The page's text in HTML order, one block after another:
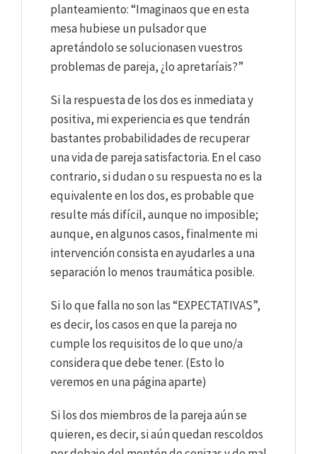
planteamiento: “Imaginaos que en esta
mesa hubiese un pulsador que
apretándolo se solucionasen vuestros
problemas de pareja, ¿lo apretaríais?”
Si la respuesta de los dos es inmediata y
positiva, mi experiencia es que tendrán
bastantes probabilidades de recuperar
una vida de pareja satisfactoria. En el caso
contrario, si dudan o su respuesta no es la
equivalente en los dos, es probable que
resulte más difícil, aunque no imposible;
aunque, en algunos casos, finalmente mi
intervención consista en ayudarles a una
separación lo menos traumática posible.
Si lo que falla no son las “EXPECTATIVAS”,
es decir, los casos en que la pareja no
cumple los requisitos de lo que uno/a
considera que debe tener. (Esto lo
veremos en una página aparte)
Si los dos miembros de la pareja aún se
quieren, es decir, si aún quedan rescoldos